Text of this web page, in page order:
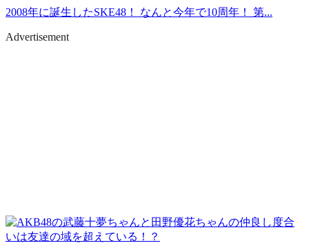
2008年に誕生したSKE48！ なんと今年で10周年！ 第...
Advertisement